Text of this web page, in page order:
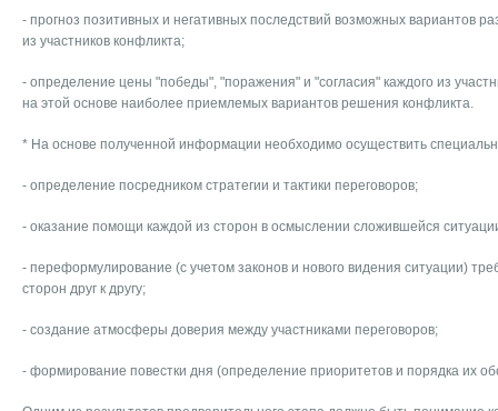
- прогноз позитивных и негативных последствий возможных вариантов
из участников конфликта;
- определение цены "победы", "поражения" и "согласия" каждого из
на этой основе наиболее приемлемых вариантов решения конфликта.
* На основе полученной информации необходимо осуществить
- определение посредником стратегии и тактики переговоров;
- оказание помощи каждой из сторон в осмыслении сложившейся
- переформулирование (с учетом законов и нового видения ситуации)
сторон друг к другу;
- создание атмосферы доверия между участниками переговоров;
- формирование повестки дня (определение приоритетов и порядка их